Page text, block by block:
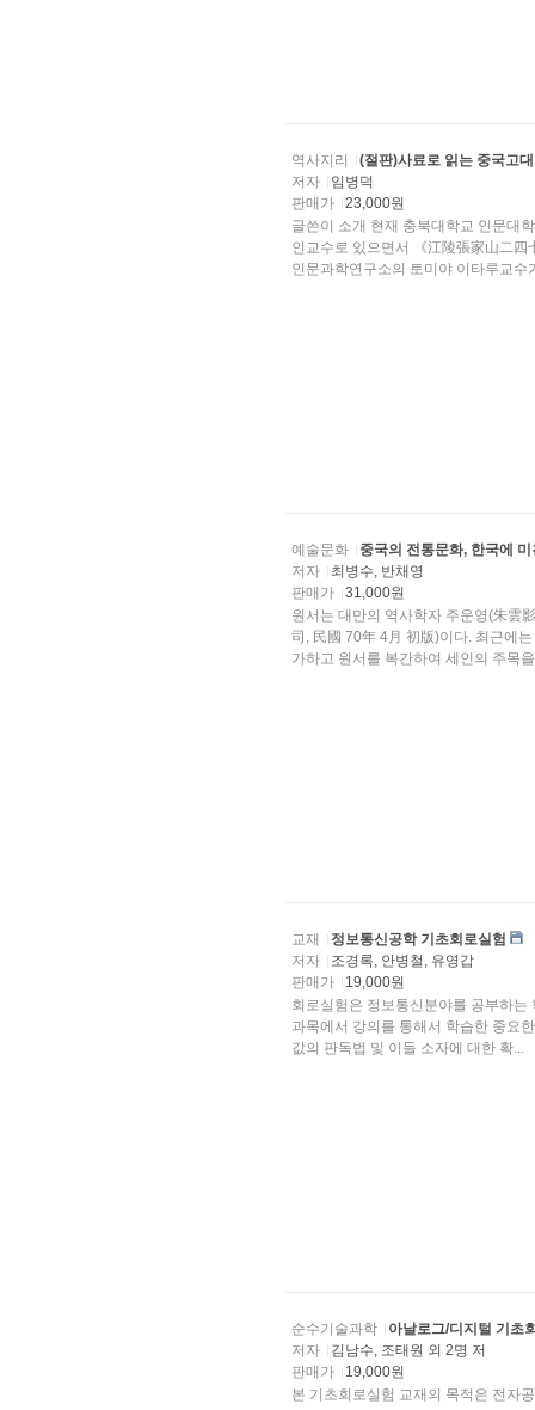
역사지리
(절판)사료로 읽는 중국고
저자
임병덕
판매가
23,000원
글쓴이 소개 현재 충북대학교 인문대학 사학과교수로 재직 중이며 교토대학 인문과학연구소 외국
인교수로 있으면서 《江陵張家山二四七號墓漢出土漢律令の硏究》에 참여하였다. 현재 교토대학
인문과학연구소의 토미야 이타루교수
예술문화
중국의 전통문화, 한국에
저자
최병수, 반채영
판매가
31,000원
원서는 대만의 역사학자 주운영(朱雲
司, 民國 70年 4月 初版)이다. 최근에
가하고 원서를 복간하여 세인의 주목
교재
정보통신공학 기초회로실험
저자
조경록, 안병철, 유영갑
판매가
19,000원
회로실험은 정보통신분야를 공부하는 학생들이 최초로 수행하는 전공실험으로 목적은 회로이론
과목에서 강의를 통해서 학습한 중요한 정리와 결
값의 판독법 및 이들 소자에 대한 확...
순수기술과학
아날로그/디지털 기초
저자
김남수, 조태원 외 2명 저
판매가
19,000원
본 기초회로실험 교재의 목적은 전자공학 분야의 초석이 되는 회로이론과 디지털공학의 핵심내용